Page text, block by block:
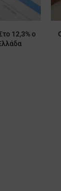
12,3% ο